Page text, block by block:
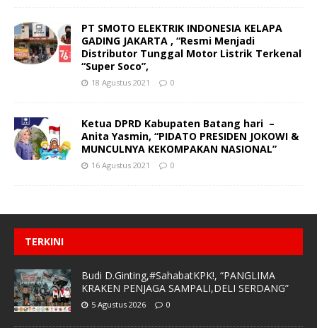
PT SMOTO ELEKTRIK INDONESIA KELAPA
GADING JAKARTA , “Resmi Menjadi
Distributor Tunggal Motor Listrik Terkenal
“Super Soco”,
18 Agustus 2021 0
Ketua DPRD Kabupaten Batang hari –
Anita Yasmin, “PIDATO PRESIDEN JOKOWI &
MUNCULNYA KEKOMPAKAN NASIONAL”
16 Agustus 2021 0
TERKINI
Budi D.Ginting,#SahabatKPK!, “PANGLIMA
KRAKEN PENJAGA SAMPALI,DELI SERDANG”
5 Agustus 2026 0